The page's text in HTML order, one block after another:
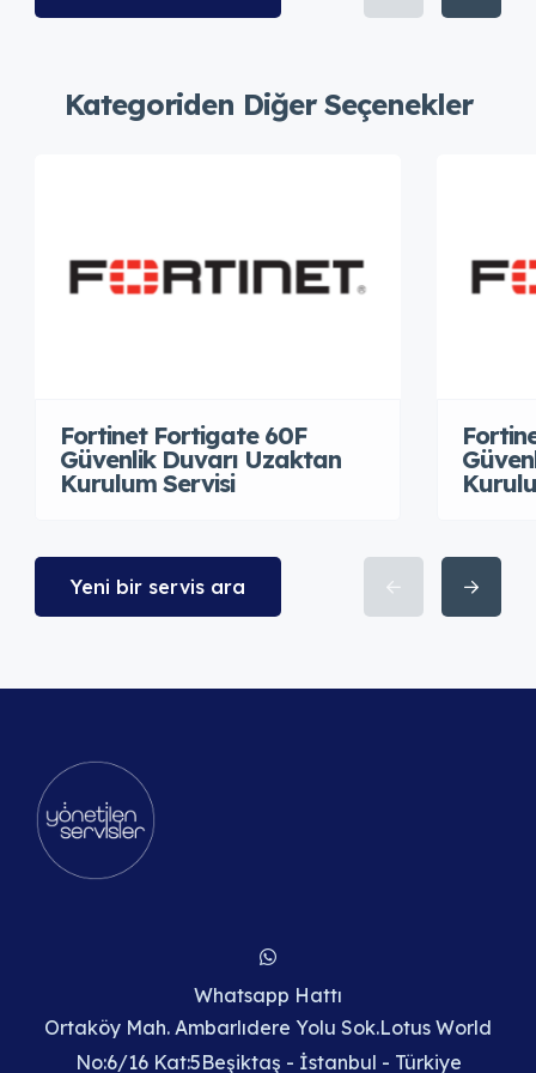
Kategoriden Diğer Seçenekler
Fortinet Fortigate 60F
Güvenlik Duvarı Uzaktan
Kurulum Servisi
Yeni bir servis ara
Whatsapp Hattı
Ortaköy Mah. Ambarlıdere Yolu Sok.Lotus World
No:6/16 Kat:5Beşiktaş - İstanbul - Türkiye